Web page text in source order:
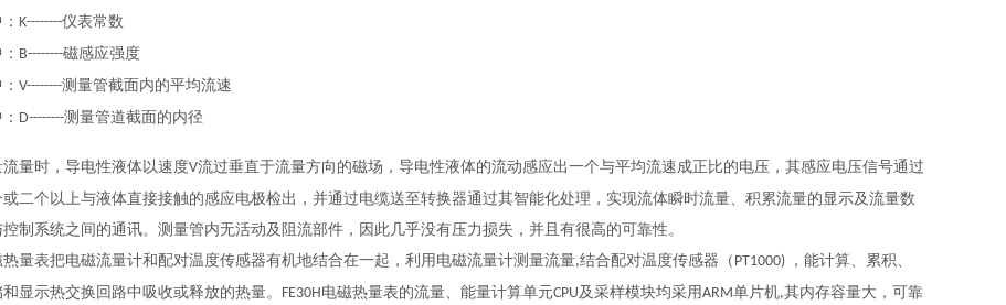
K--------仪表常数
B--------磁感应强度
V--------测量管截面内的平均流速
D--------测量管道截面的内径
流量时，导电性液体以速度V流过垂直于流量方向的磁场，导电性液体的流动感应出一个与平均流速成正比的电压，其感应电压信号通过
或二个以上与液体直接接触的感应电极检出，并通过电缆送至转换器通过其智能化处理，实现流体瞬时流量、积累流量的显示及流量数
制系统之间的通讯。测量管内无活动及阻流部件，因此几乎没有压力损失，并且有很高的可靠性。
热量表把电磁流量计和配对温度传感器有机地结合在一起，利用电磁流量计测量流量,结合配对温度传感器（ PT1000) ，能计算、累积、
显示热交换回路中吸收或释放的热量。 FE30H电磁热量表的流量、能量计算单元CPU及采样模块均采用ARM单片机,其内存容量大，可靠